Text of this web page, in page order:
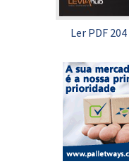
Ler PDF 204